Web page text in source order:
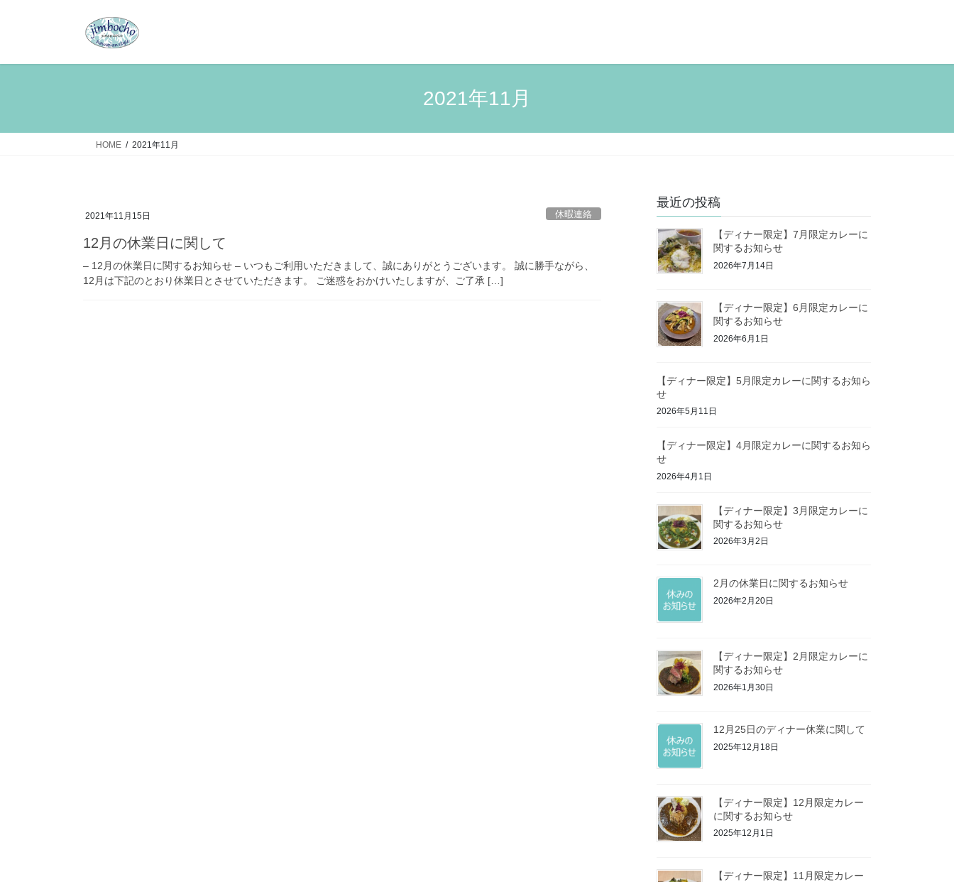
2021年11月
HOME 2021年11月
2021年11月15日 休暇連絡
12月の休業日に関して
– 12月の休業日に関するお知らせ – いつもご利用いただきまして、誠にありがとうございます。 誠に勝手ながら、
12月は下記のとおり休業日とさせていただきます。 ご迷惑をおかけいたしますが、ご了承 […]
最近の投稿
【ディナー限定】7月限定カレーに
関するお知らせ
2026年7月14日
【ディナー限定】6月限定カレーに
関するお知らせ
2026年6月1日
【ディナー限定】5月限定カレーに関するお知ら
せ
2026年5月11日
【ディナー限定】4月限定カレーに関するお知ら
せ
2026年4月1日
【ディナー限定】3月限定カレーに
関するお知らせ
2026年3月2日
2月の休業日に関するお知らせ
2026年2月20日
【ディナー限定】2月限定カレーに
関するお知らせ
2026年1月30日
12月25日のディナー休業に関して
2025年12月18日
【ディナー限定】12月限定カレー
に関するお知らせ
2025年12月1日
【ディナー限定】11月限定カレー